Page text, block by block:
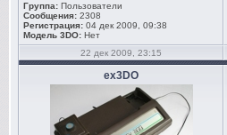
Группа: Пользователи
Сообщения: 2308
Регистрация: 04 дек 2009, 09:38
Модель 3DO: Нет
22 дек 2009, 23:15
ex3DO